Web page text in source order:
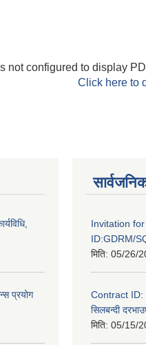
not configured to display
Click here to
प्रयोग
Invitation
ID:GDRM/
मिति: 05/26/
Contract ID:
सिलबन्दी
मिति: 05/15/